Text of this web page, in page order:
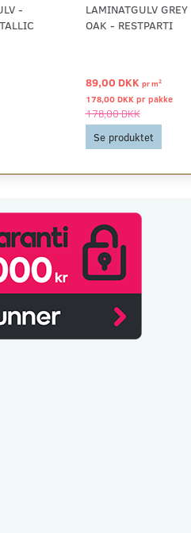
-
LAMINATGULV GREY
OAK - RESTPARTI
89,00 DKK prm2
178,00 DKK pr pakke
178,00 DKK
Se produktet